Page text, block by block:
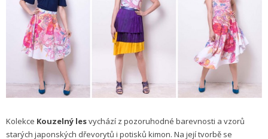
Kolekce Kouzelný lesvychází z pozoruhodné barevnosti a vzorů
starých japonských dřevorytů i potisků kimon. Na její tvorbě se